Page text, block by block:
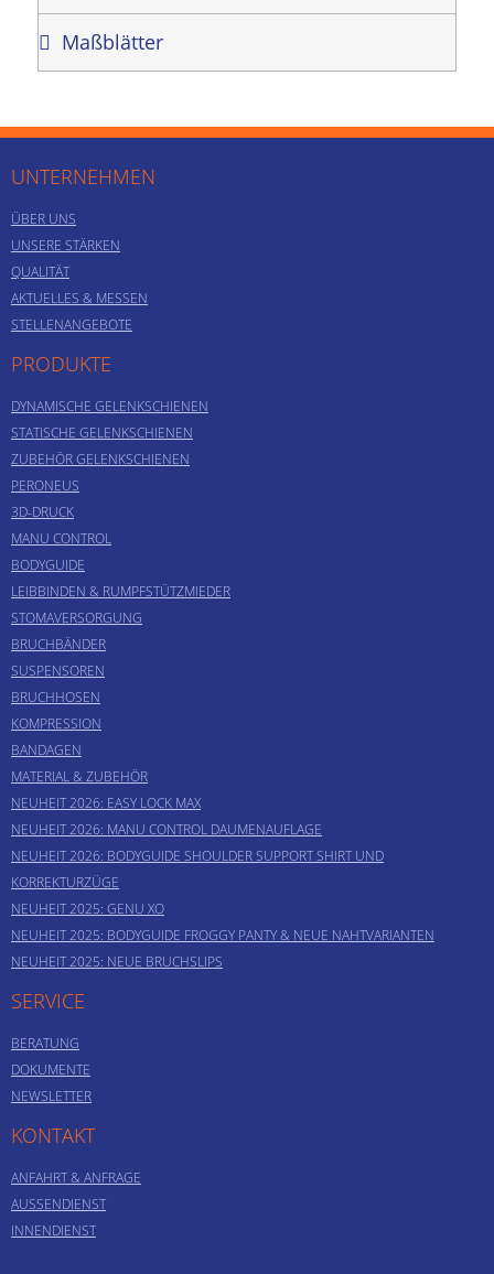
Maßblätter
UNTERNEHMEN
ÜBER UNS
UNSERE STÄRKEN
QUALITÄT
AKTUELLES & MESSEN
STELLENANGEBOTE
PRODUKTE
DYNAMISCHE GELENKSCHIENEN
STATISCHE GELENKSCHIENEN
ZUBEHÖR GELENKSCHIENEN
PERONEUS
3D-DRUCK
MANU CONTROL
BODYGUIDE
LEIBBINDEN & RUMPFSTÜTZMIEDER
STOMAVERSORGUNG
BRUCHBÄNDER
SUSPENSOREN
BRUCHHOSEN
KOMPRESSION
BANDAGEN
MATERIAL & ZUBEHÖR
NEUHEIT 2026: EASY LOCK MAX
NEUHEIT 2026: MANU CONTROL DAUMENAUFLAGE
NEUHEIT 2026: BODYGUIDE SHOULDER SUPPORT SHIRT UND
KORREKTURZÜGE
NEUHEIT 2025: GENU XO
NEUHEIT 2025: BODYGUIDE FROGGY PANTY & NEUE NAHTVARIANTEN
NEUHEIT 2025: NEUE BRUCHSLIPS
SERVICE
BERATUNG
DOKUMENTE
NEWSLETTER
KONTAKT
ANFAHRT & ANFRAGE
AUSSENDIENST
INNENDIENST